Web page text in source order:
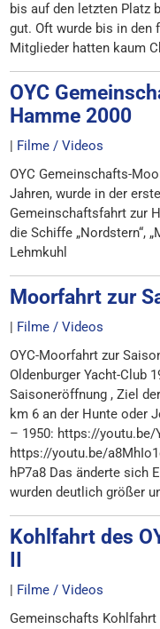
bis auf den letzten Platz
gut. Oft wurde bis in den
Mitglieder hatten kaum
OYC
Hamme 2000
| Filme / Videos
OYC Gemeinschafts-
Jahren, wurde in der
Gemeinschaftsfahrt zur
die Schiffe „Nordstern“,
Lehmkuhl
Moorfahrt zur
| Filme / Videos
OYC-Moorfahrt zur
Oldenburger Yacht-Club
Saisoneröffnung , Ziel
km 6 an der Hunte oder
– 1950: https://youtu.be/
https://youtu.be/
hP7a8 Das änderte sich
wurden deutlich größer
Kohlfahrt des
II
| Filme / Videos
Gemeinschafts Kohlfahrt